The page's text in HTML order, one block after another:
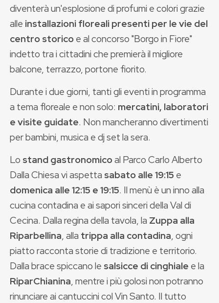
diventerà un'esplosione di profumi e colori grazie
alle installazioni floreali presenti per le vie del
centro storicoe al concorso "Borgo in Fiore"
indetto tra i cittadini che premierà il migliore
balcone, terrazzo, portone fiorito.
Durante i due giorni, tanti gli eventi in programma
a tema floreale e non solo: mercatini, laboratori
e visite guidate. Non mancheranno divertimenti
per bambini, musica e dj set la sera.
Lo stand gastronomicoal Parco Carlo Alberto
Dalla Chiesa vi aspetta sabato alle 19:15 e
domenica alle 12:15 e 19:15. Il menù è un inno alla
cucina contadina e ai sapori sinceri della Val di
Cecina. Dalla regina della tavola, la Zuppa alla
Riparbellina, alla trippa alla contadina, ogni
piatto racconta storie di tradizione e territorio.
Dalla brace spiccano le salsicce di cinghiale e la
RiparChianina, mentre i più golosi non potranno
rinunciare ai cantuccini col Vin Santo. Il tutto